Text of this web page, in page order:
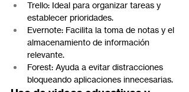
Trello: Ideal para organizar tareas y
establecer prioridades.
Evernote: Facilita la toma de notas y el
almacenamiento de información
relevante.
Forest: Ayuda a evitar distracciones
bloqueando aplicaciones innecesarias.